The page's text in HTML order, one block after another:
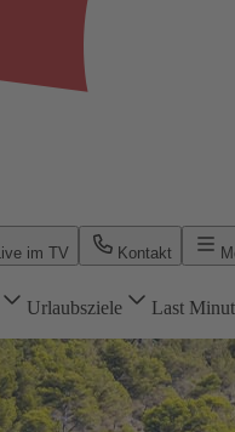
Live im TV Kontakt
Urlaubsziele Last